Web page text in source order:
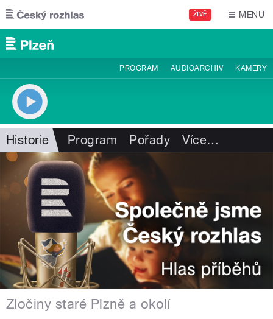
Přejít k hlavnímu obsahu
ŽIVĚ MENU
PROGRAM AUDIOARCHIV KAMERY
Historie Program Pořady Více…
Zločiny staré Plzně a okolí